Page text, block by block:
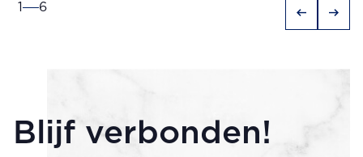
1 6 arrow_left_alt arrow_right_alt
Blijf verbonden!